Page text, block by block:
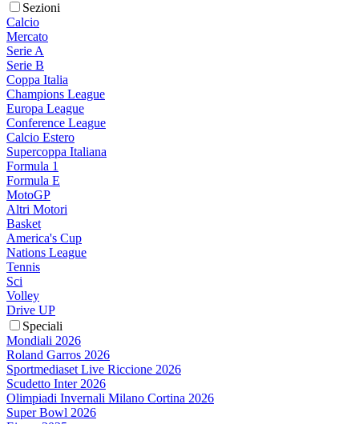
Sezioni
Calcio
Mercato
Serie A
Serie B
Coppa Italia
Champions League
Europa League
Conference League
Calcio Estero
Supercoppa Italiana
Formula 1
Formula E
MotoGP
Altri Motori
Basket
America's Cup
Nations League
Tennis
Sci
Volley
Drive UP
Speciali
Mondiali 2026
Roland Garros 2026
Sportmediaset Live Riccione 2026
Scudetto Inter 2026
Olimpiadi Invernali Milano Cortina 2026
Super Bowl 2026